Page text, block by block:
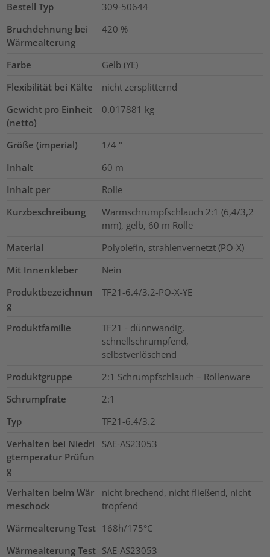
Bestell Typ
309-50644
Bruchdehnung bei
Wärmealterung
420 %
Farbe
Gelb (YE)
Flexibilität bei Kälte
nicht zersplitternd
Gewicht pro Einheit
(netto)
0.017881 kg
Größe (imperial) 1/4 "
Inhalt
60 m
Inhalt per
Rolle
Kurzbeschreibung
Warmschrumpfschlauch 2:1 (6,4/3,2
mm), gelb, 60 m Rolle
Material
Polyolefin, strahlenvernetzt (PO-X)
Mit Innenkleber
Nein
Produktbezeichnun
g
TF21-6.4/3.2-PO-X-YE
Produktfamilie
TF21 - dünnwandig,
schnellschrumpfend,
selbstverlöschend
Produktgruppe
2:1 Schrumpfschlauch – Rollenware
Schrumpfrate
2:1
Typ
TF21-6.4/3.2
Verhalten bei Niedri
gtemperatur Prüfun
g
SAE-AS23053
Verhalten beim Wär
meschock
nicht brechend, nicht fließend, nicht
tropfend
Wärmealterung Test 168h/175°C
Wärmealterung Test SAE-AS23053